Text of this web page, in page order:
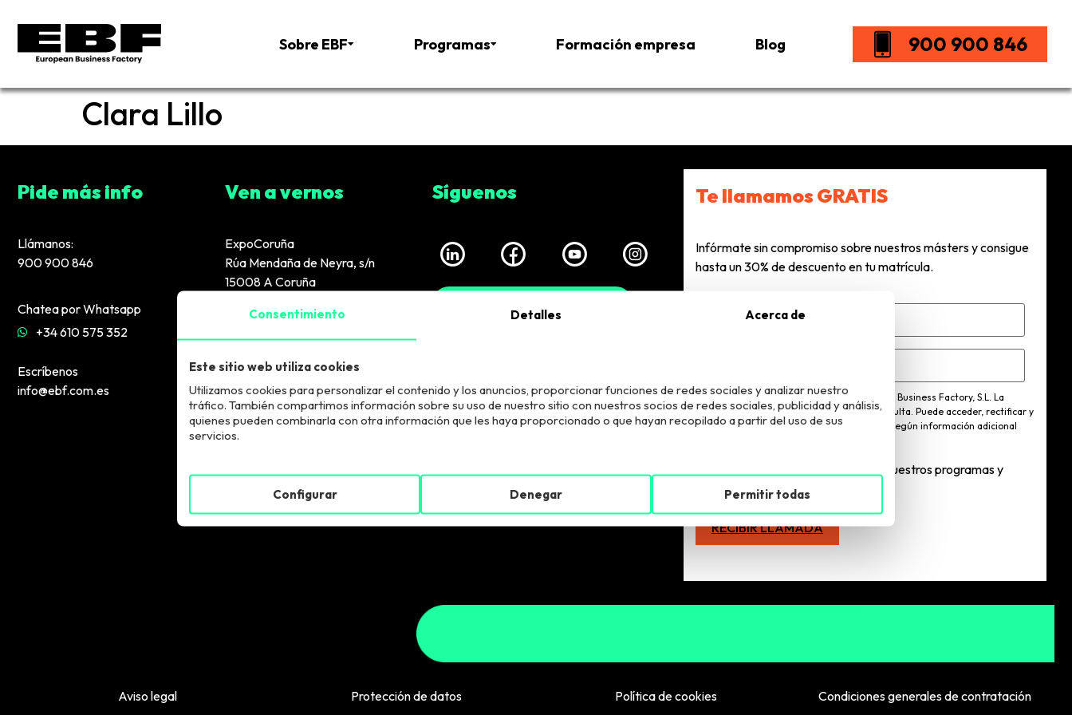
Sobre EBF Programas Formación empresa Blog 900 900 846
Clara Lillo
Pide más info
Llámanos:
900 900 846
Chatea por Whatsapp
+34 610 575 352
Escríbenos
info@ebf.com.es
Ven a vernos
ExpoCoruña
Rúa Mendaña de Neyra, s/n
15008 A Coruña
Síguenos Te llamamos GRATIS
Infórmate sin compromiso sobre nuestros másters y consigue
hasta un 30% de descuento en tu matrícula.
El Responsable del tratamiento es European Business Factory, S.L. La
finalidad del tratamiento es atender tu consulta. Puede acceder, rectificar y
suprimir los datos y ejercer otros derechos según información adicional
Quiero estar informadx sobre vuestros programas y
actividades
Aviso legal Protección de datos Política de cookies Condiciones generales de contratación
Consentimiento Detalles Acerca de
Este sitio web utiliza cookies
Utilizamos cookies para personalizar el contenido y los anuncios, proporcionar funciones de redes sociales y analizar nuestro
tráfico. También compartimos información sobre su uso de nuestro sitio con nuestros socios de redes sociales, publicidad y análisis,
quienes pueden combinarla con otra información que les haya proporcionado o que hayan recopilado a partir del uso de sus
servicios.
Configurar Denegar Permitir todas